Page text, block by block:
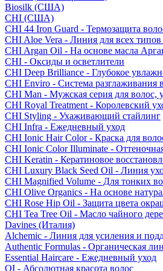
Biosilk (США)
CHI (США)
CHI 44 Iron Guard - Термозащита
CHI Aloe Vera - Линия для всех
CHI Argan Oil - На основе масла
CHI - Оксиды и осветлители
CHI Deep Brilliance - Глубокое
CHI Enviro - Система разглаживания
CHI Man - Мужская серия для волос,
CHI Royal Treatment - Королевский
CHI Styling - Ухаживающий стайлинг
CHI Infra - Ежедневный уход
CHI Ionic Hair Color - Краска для
CHI Ionic Color Illuminate -
CHI Keratin - Кератиновое
CHI Luxury Black Seed Oil - Линия
CHI Magnified Volume - Для тонких
CHI Olive Organics - На основе
CHI Rose Hip Oil - Защита цвета
CHI Tea Tree Oil - Масло чайного
Davines (Италия)
Alchemic - Линия для усиления и
Authentic Formulas - Органическая
Essential Haircare - Eжедневный уход
OI - Абсолютная красота волос